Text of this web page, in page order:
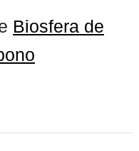
Biosfera de